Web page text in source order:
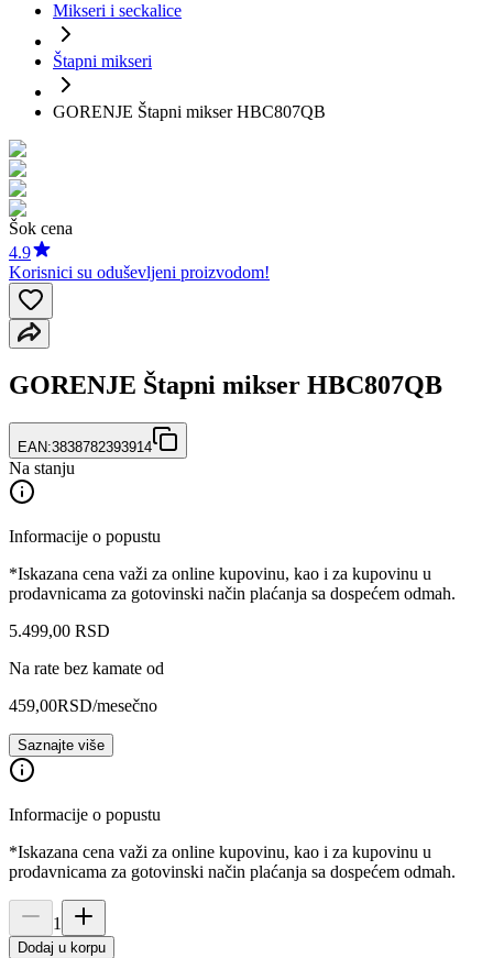
Mikseri i seckalice
Štapni mikseri
GORENJE Štapni mikser HBC807QB
Šok cena
4.9
Korisnici su oduševljeni proizvodom!
GORENJE Štapni mikser HBC807QB
EAN:3838782393914
Na stanju
Informacije o popustu
*Iskazana cena važi za online kupovinu, kao i za kupovinu u
prodavnicama za gotovinski način plaćanja sa dospećem odmah.
5.499,00 RSD
Na rate bez kamate od
459,00RSD/mesečno
Saznajte više
Informacije o popustu
*Iskazana cena važi za online kupovinu, kao i za kupovinu u
prodavnicama za gotovinski način plaćanja sa dospećem odmah.
1
Dodaj u korpu